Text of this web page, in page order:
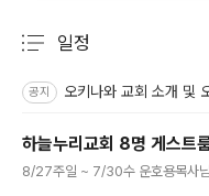
일정
공지 오키나와 교회 소개 및
하늘누리교회 8명 게스트
8/27주일 ~ 7/30수 운호용목사